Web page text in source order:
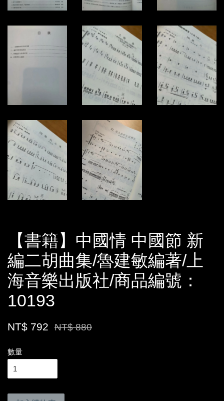
【書籍】中國情 中國節 新
編二胡曲集/魯建敏編著/上
海音樂出版社/商品編號：
10193
NT$ 792 NT$ 880
數量